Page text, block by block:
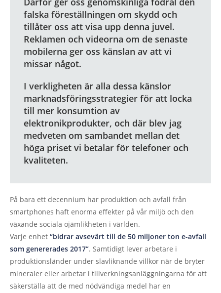
falska föreställningen om skydd och
tillåter oss att visa upp denna juvel.
Reklamen och videorna om de senaste
mobilerna ger oss känslan av att vi
missar något.
I verkligheten är alla dessa känslor
marknadsföringsstrategier för att locka
till mer konsumtion av
elektronikprodukter, och där blev jag
medveten om sambandet mellan det
höga priset vi betalar för telefoner och
kvaliteten.
På bara ett decennium har produktion och avfall från
smartphones haft enorma effekter på vår miljö och den
växande sociala ojämlikheten i världen.
Varje enhet “bidrar avsevärt till de 50 miljoner ton e-avfall
som genererades 2017”. Samtidigt lever arbetare i
produktionsländer under slavliknande villkor när de bryter
mineraler eller arbetar i tillverkningsanläggningarna för att
säkerställa att de med nödvändiga medel har en